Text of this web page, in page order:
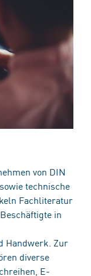
von DIN
technische
Fachliteratur
in
Handwerk. Zur
diverse
E-